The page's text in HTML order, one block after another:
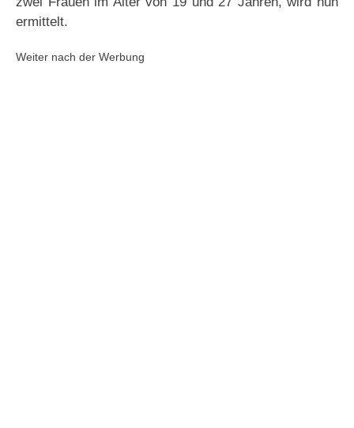
ermittelt.
Weiter nach der Werbung